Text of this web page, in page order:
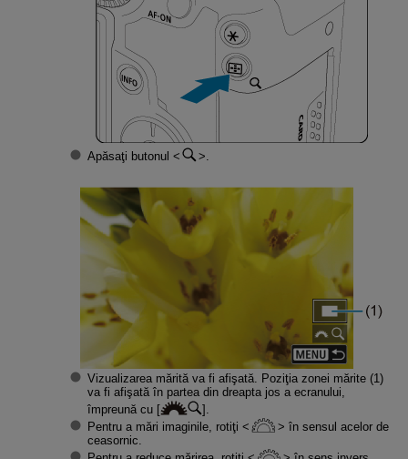
Apăsaţi butonul .
Vizualizarea mărită va fi afişată. Poziţia zonei mărite (1)
va fi afişată în partea din dreapta jos a ecranului,
împreună cu [
].
Pentru a mări imaginile, rotiţi
în sensul acelor de
ceasornic.